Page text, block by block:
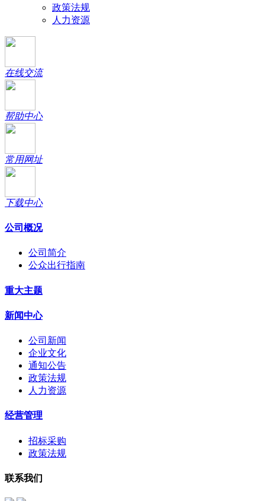
政策法规
人力资源
在线交流
帮助中心
常用网址
下载中心
公司概况
公司简介
公众出行指南
重大主题
新闻中心
公司新闻
企业文化
通知公告
政策法规
人力资源
经营管理
招标采购
政策法规
联系我们